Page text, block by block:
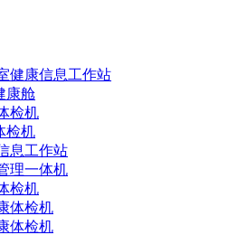
健康信息工作站
康舱
检机
检机
息工作站
理一体机
检机
体检机
体检机